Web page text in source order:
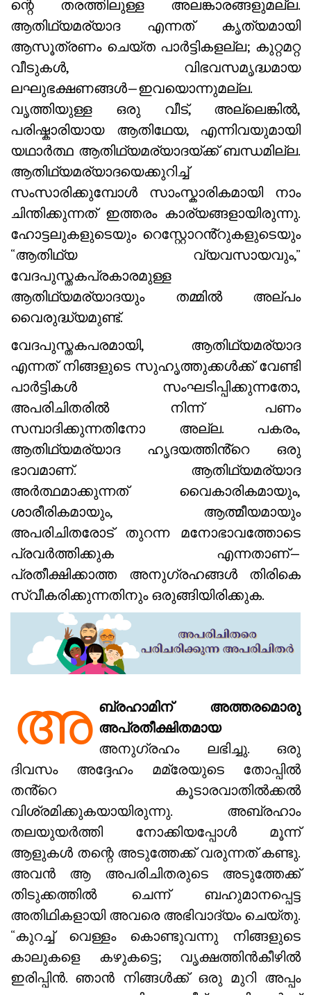
ന്റെ തരത്തിലുള്ള അലങ്കാരങ്ങളുമല്ല.
ആതിഥ്യമര്യാദ എന്നത് കൃത്യമായി
ആസൂത്രണം ചെയ്ത പാർട്ടികളല്ല; കുറ്റമറ്റ
വീടുകൾ, വിഭവസമൃദ്ധമായ
ലഘുഭക്ഷണങ്ങൾ—ഇവയൊന്നുമല്ല.
വൃത്തിയുള്ള ഒരു വീട്, അല്ലെങ്കിൽ,
പരിഷ്കാരിയായ ആതിഥേയ, എന്നിവയുമായി
യഥാർത്ഥ ആതിഥ്യമര്യാദയ്ക്ക് ബന്ധമില്ല.
ആതിഥ്യമര്യാദയെക്കുറിച്ച്
സംസാരിക്കുമ്പോൾ സാംസ്കാരികമായി നാം
ചിന്തിക്കുന്നത് ഇത്തരം കാര്യങ്ങളായിരുന്നു.
ഹോട്ടലുകളുടെയും റെസ്റ്റോറൻ്റുകളുടെയും
“ആതിഥ്യ വ്യവസായവും,”
വേദപുസ്തകപ്രകാരമുള്ള
ആതിഥ്യമര്യാദയും തമ്മിൽ അല്പം
വൈരുദ്ധ്യമുണ്ട്.
വേദപുസ്തകപരമായി, ആതിഥ്യമര്യാദ
എന്നത് നിങ്ങളുടെ സുഹൃത്തുക്കൾക്ക് വേണ്ടി
പാർട്ടികൾ സംഘടിപ്പിക്കുന്നതോ,
അപരിചിതരിൽ നിന്ന് പണം
സമ്പാദിക്കുന്നതിനോ അല്ല. പകരം,
ആതിഥ്യമര്യാദ ഹൃദയത്തിൻ്റെ ഒരു
ഭാവമാണ്. ആതിഥ്യമര്യാദ
അർത്ഥമാക്കുന്നത് വൈകാരികമായും,
ശാരീരികമായും, ആത്മീയമായും
അപരിചിതരോട് തുറന്ന മനോഭാവത്തോടെ
പ്രവർത്തിക്കുക എന്നതാണ്—
പ്രതീക്ഷിക്കാത്ത അനുഗ്രഹങ്ങൾ തിരികെ
സ്വീകരിക്കുന്നതിനും ഒരുങ്ങിയിരിക്കുക.
അ ബ്രഹാമിന് അത്തരമൊരു
അപ്രതീക്ഷിതമായ
അനുഗ്രഹം ലഭിച്ചു. ഒരു
ദിവസം അദ്ദേഹം മമ്രേയുടെ തോപ്പിൽ
തൻ്റെ കൂടാരവാതിൽക്കൽ
വിശ്രമിക്കുകയായിരുന്നു. അബ്രഹാം
തലയുയർത്തി നോക്കിയപ്പോൾ മൂന്ന്
ആളുകൾ തന്റെ അടുത്തേക്ക് വരുന്നത് കണ്ടു.
അവൻ ആ അപരിചിതരുടെ അടുത്തേക്ക്
തിടുക്കത്തിൽ ചെന്ന് ബഹുമാനപ്പെട്ട
അതിഥികളായി അവരെ അഭിവാദ്യം ചെയ്തു.
“കുറച്ച് വെള്ളം കൊണ്ടുവന്നു നിങ്ങളുടെ
കാലുകളെ കഴുകട്ടെ; വൃക്ഷത്തിൻകീഴിൽ
ഇരിപ്പിൻ. ഞാൻ നിങ്ങൾക്ക് ഒരു മുറി അപ്പം